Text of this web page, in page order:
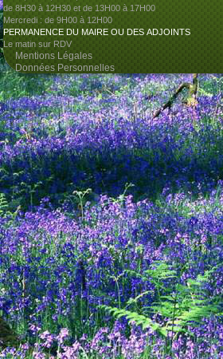
de 8H30 à 12H30 et de 13H00 à 17H00
Mercredi : de 9H00 à 12H00
PERMANENCE DU MAIRE OU DESADJOINTS
Le matin sur RDV
Mentions Légales
Données Personnelles